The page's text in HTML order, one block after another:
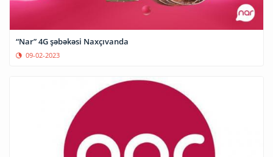
“Nar” 4G şəbəkəsi Naxçıvanda
09-02-2023